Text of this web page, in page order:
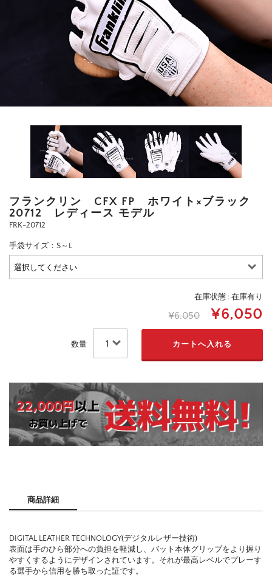
フランクリン CFX FP ホワイト×ブラック
20712 レディース モデル
FRK-20712
手袋サイズ：S～L
在庫状態 : 在庫有り
¥6,050 ¥6,050
数量
商品詳細
DIGITAL LEATHER TECHNOLOGY(デジタルレザー技術)
表面は手のひら部分への負担を軽減し、バット本体グリップをより握り
やすくするようにデザインされています。それが最高レベルでプレーす
る選手から信用を勝ち取った証です。